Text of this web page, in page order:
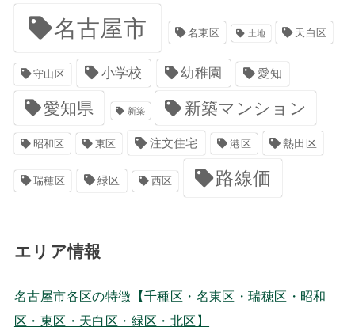
名古屋市 名東区 土地 天白区
守山区 小学校 幼稚園 愛知
愛知県 新築 新築マンション
昭和区 東区 注文住宅 港区 熱田区
瑞穂区 緑区 西区 路線価
エリア情報
名古屋市各区の特徴【千種区・名東区・瑞穂区・昭和
区・東区・天白区・緑区・北区】